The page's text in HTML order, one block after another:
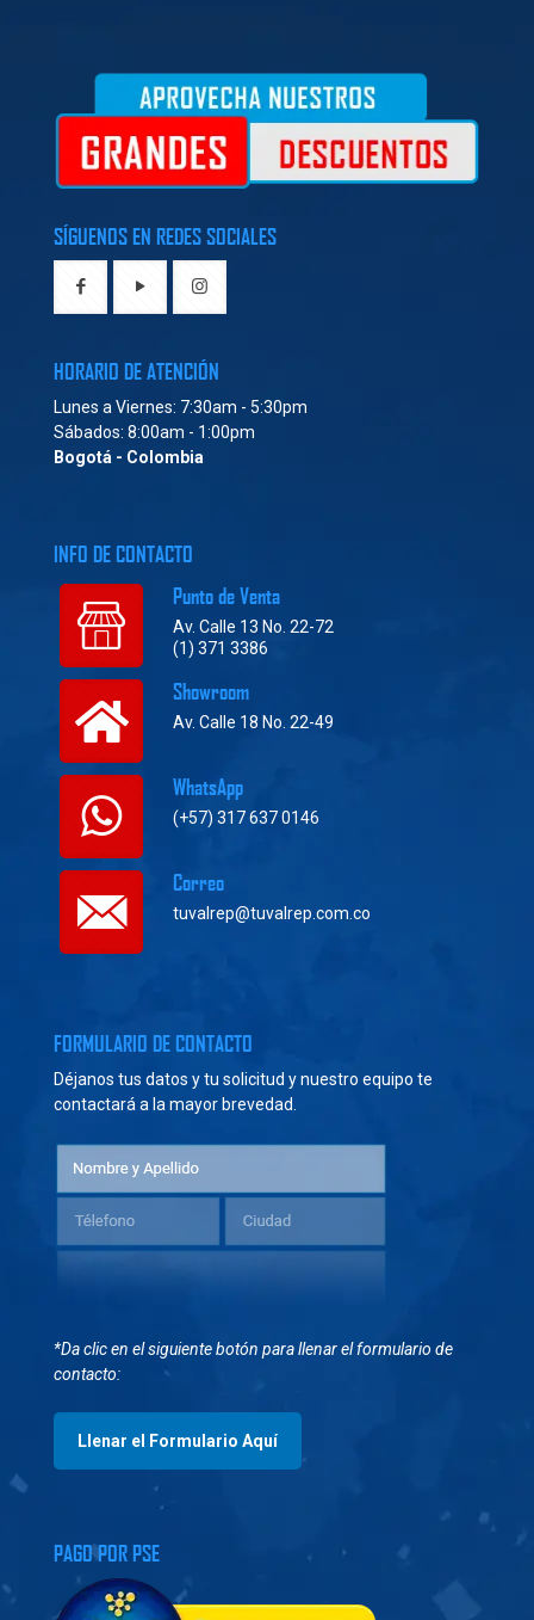
SÍGUENOS EN REDES SOCIALES
HORARIO DE ATENCIÓN
Lunes a Viernes: 7:30am - 5:30pm
Sábados: 8:00am - 1:00pm
Bogotá - Colombia
INFO DE CONTACTO
Punto de Venta
Av. Calle 13 No. 22-72
(1) 371 3386
Showroom
Av. Calle 18 No. 22-49
WhatsApp
(+57) 317 637 0146
Correo
tuvalrep@tuvalrep.com.co
FORMULARIO DE CONTACTO
Déjanos tus datos y tu solicitud y nuestro equipo te
contactará a la mayor brevedad.
*Da clic en el siguiente botón para llenar el formulario de
contacto:
Llenar el Formulario Aquí
PAGO POR PSE